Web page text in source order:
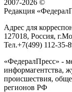
2007-2026 ©
Редакция «
Адрес для
127018, Россия, г.
Тел.+7(499) 112-35-
«ФедералПресс» -
информагентства,
происшествия,
регионов РФ